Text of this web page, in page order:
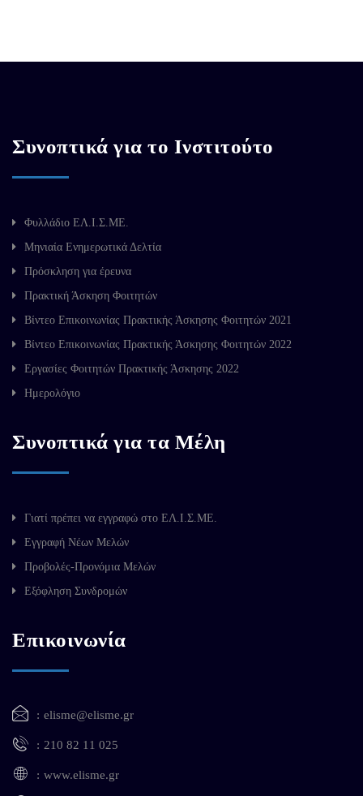
Συνοπτικά για το Ινστιτούτο
Φυλλάδιο ΕΛ.Ι.Σ.ΜΕ.
Μηνιαία Ενημερωτικά Δελτία
Πρόσκληση για έρευνα
Πρακτική Άσκηση Φοιτητών
Βίντεο Επικοινωνίας Πρακτικής Άσκησης Φοιτητών 2021
Βίντεο Επικοινωνίας Πρακτικής Άσκησης Φοιτητών 2022
Εργασίες Φοιτητών Πρακτικής Άσκησης 2022
Ημερολόγιο
Συνοπτικά για τα Μέλη
Γιατί πρέπει να εγγραφώ στο ΕΛ.Ι.Σ.ΜΕ.
Εγγραφή Νέων Μελών
Προβολές-Προνόμια Μελών
Εξόφληση Συνδρομών
Επικοινωνία
elisme@elisme.gr
210 82 11 025
www.elisme.gr